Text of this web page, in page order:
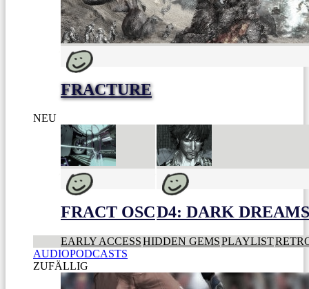
FRACTURE
NEU
FRACT OSCD4: DARK
EARLY ACCESSHIDDEN GEMSPLAYLIST
AUDIOPODCASTS
ZUFÄLLIG